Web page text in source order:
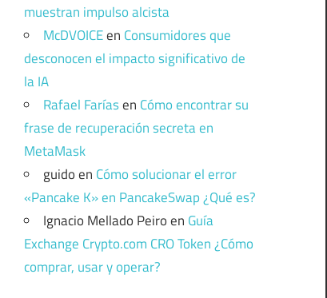
muestran impulso alcista
McDVOICEen Consumidores que
desconocen el impacto significativo de
la IA
Rafael Faríasen Cómo encontrar su
frase de recuperación secreta en
MetaMask
guidoen Cómo solucionar el error
«Pancake K» en PancakeSwap ¿Qué es?
Ignacio Mellado Peiroen Guía
Exchange Crypto.com CRO Token ¿Cómo
comprar, usar y operar?